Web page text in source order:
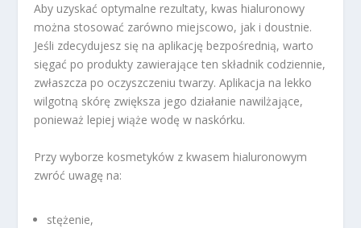
Aby uzyskać optymalne rezultaty, kwas hialuronowy
można stosować zarówno miejscowo, jak i doustnie.
Jeśli zdecydujesz się na aplikację bezpośrednią, warto
sięgać po produkty zawierające ten składnik codziennie,
zwłaszcza po oczyszczeniu twarzy. Aplikacja na lekko
wilgotną skórę zwiększa jego działanie nawilżające,
ponieważ lepiej wiąże wodę w naskórku.
Przy wyborze kosmetyków z kwasem hialuronowym
zwróć uwagę na:
stężenie,